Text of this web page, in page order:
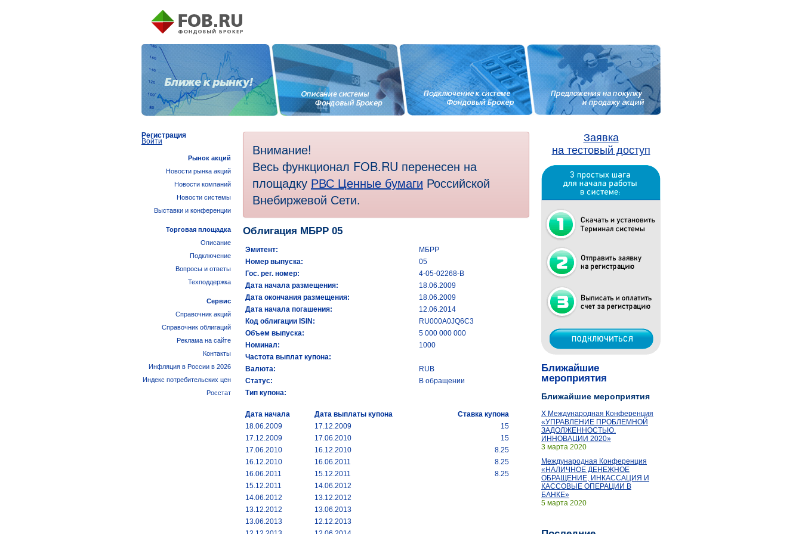
Внимание!
Весь функционал FOB.RU перенесен на
площадку РВС Ценные бумаги Российской
Внебиржевой Сети.
Облигация МБРР 05
Эмитент:
МБРР
Номер выпуска:
05
Гос. рег. номер:
4-05-02268-B
Дата начала размещения:
18.06.2009
Дата окончания размещения:
18.06.2009
Дата начала погашения:
12.06.2014
Код облигации ISIN:
RU000A0JQ6C3
Объем выпуска:
5 000 000 000
Номинал:
1000
Частота выплат купона:
Валюта:
RUB
Статус:
В обращении
Тип купона:
Дата начала Дата выплаты купона
Ставка купона
18.06.2009
17.12.2009
15
17.12.2009
17.06.2010
15
17.06.2010
16.12.2010
8.25
16.12.2010
16.06.2011
8.25
16.06.2011
15.12.2011
8.25
15.12.2011
14.06.2012
14.06.2012
13.12.2012
13.12.2012
13.06.2013
13.06.2013
12.12.2013
Заявка
на тестовый доступ
Ближайшие
мероприятия
Ближайшие мероприятия
X Международная Конференция
«УПРАВЛЕНИЕ ПРОБЛЕМНОЙ
ЗАДОЛЖЕННОСТЬЮ.
ИННОВАЦИИ 2020»
3 марта 2020
Международная Конференция
«НАЛИЧНОЕ ДЕНЕЖНОЕ
ОБРАЩЕНИЕ, ИНКАССАЦИЯ И
КАССОВЫЕ ОПЕРАЦИИ В
БАНКЕ»
5 марта 2020
Регистрация
Войти
Рынок акций
Новости рынка акций
Новости компаний
Новости системы
Выставки и конференции
Торговая площадка
Описание
Подключение
Вопросы и ответы
Техподдержка
Сервис
Справочник акций
Справочник облигаций
Реклама на сайте
Контакты
Инфляция в России в 2026
Индекс потребительских цен
Росстат